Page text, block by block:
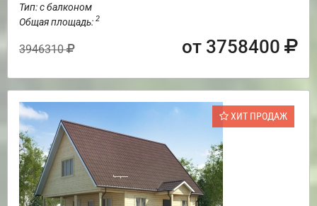
Тип: с балконом
Общая площадь: 2
3946310 от 3758400
ХИТ ПРОДАЖ